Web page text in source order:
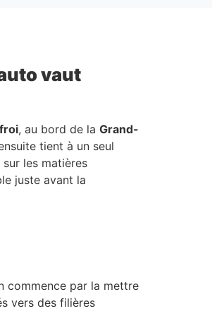
vaut
, au bord de la Grand-
tient à un seul
les matières
juste avant la
commence par la mettre
vers des filières